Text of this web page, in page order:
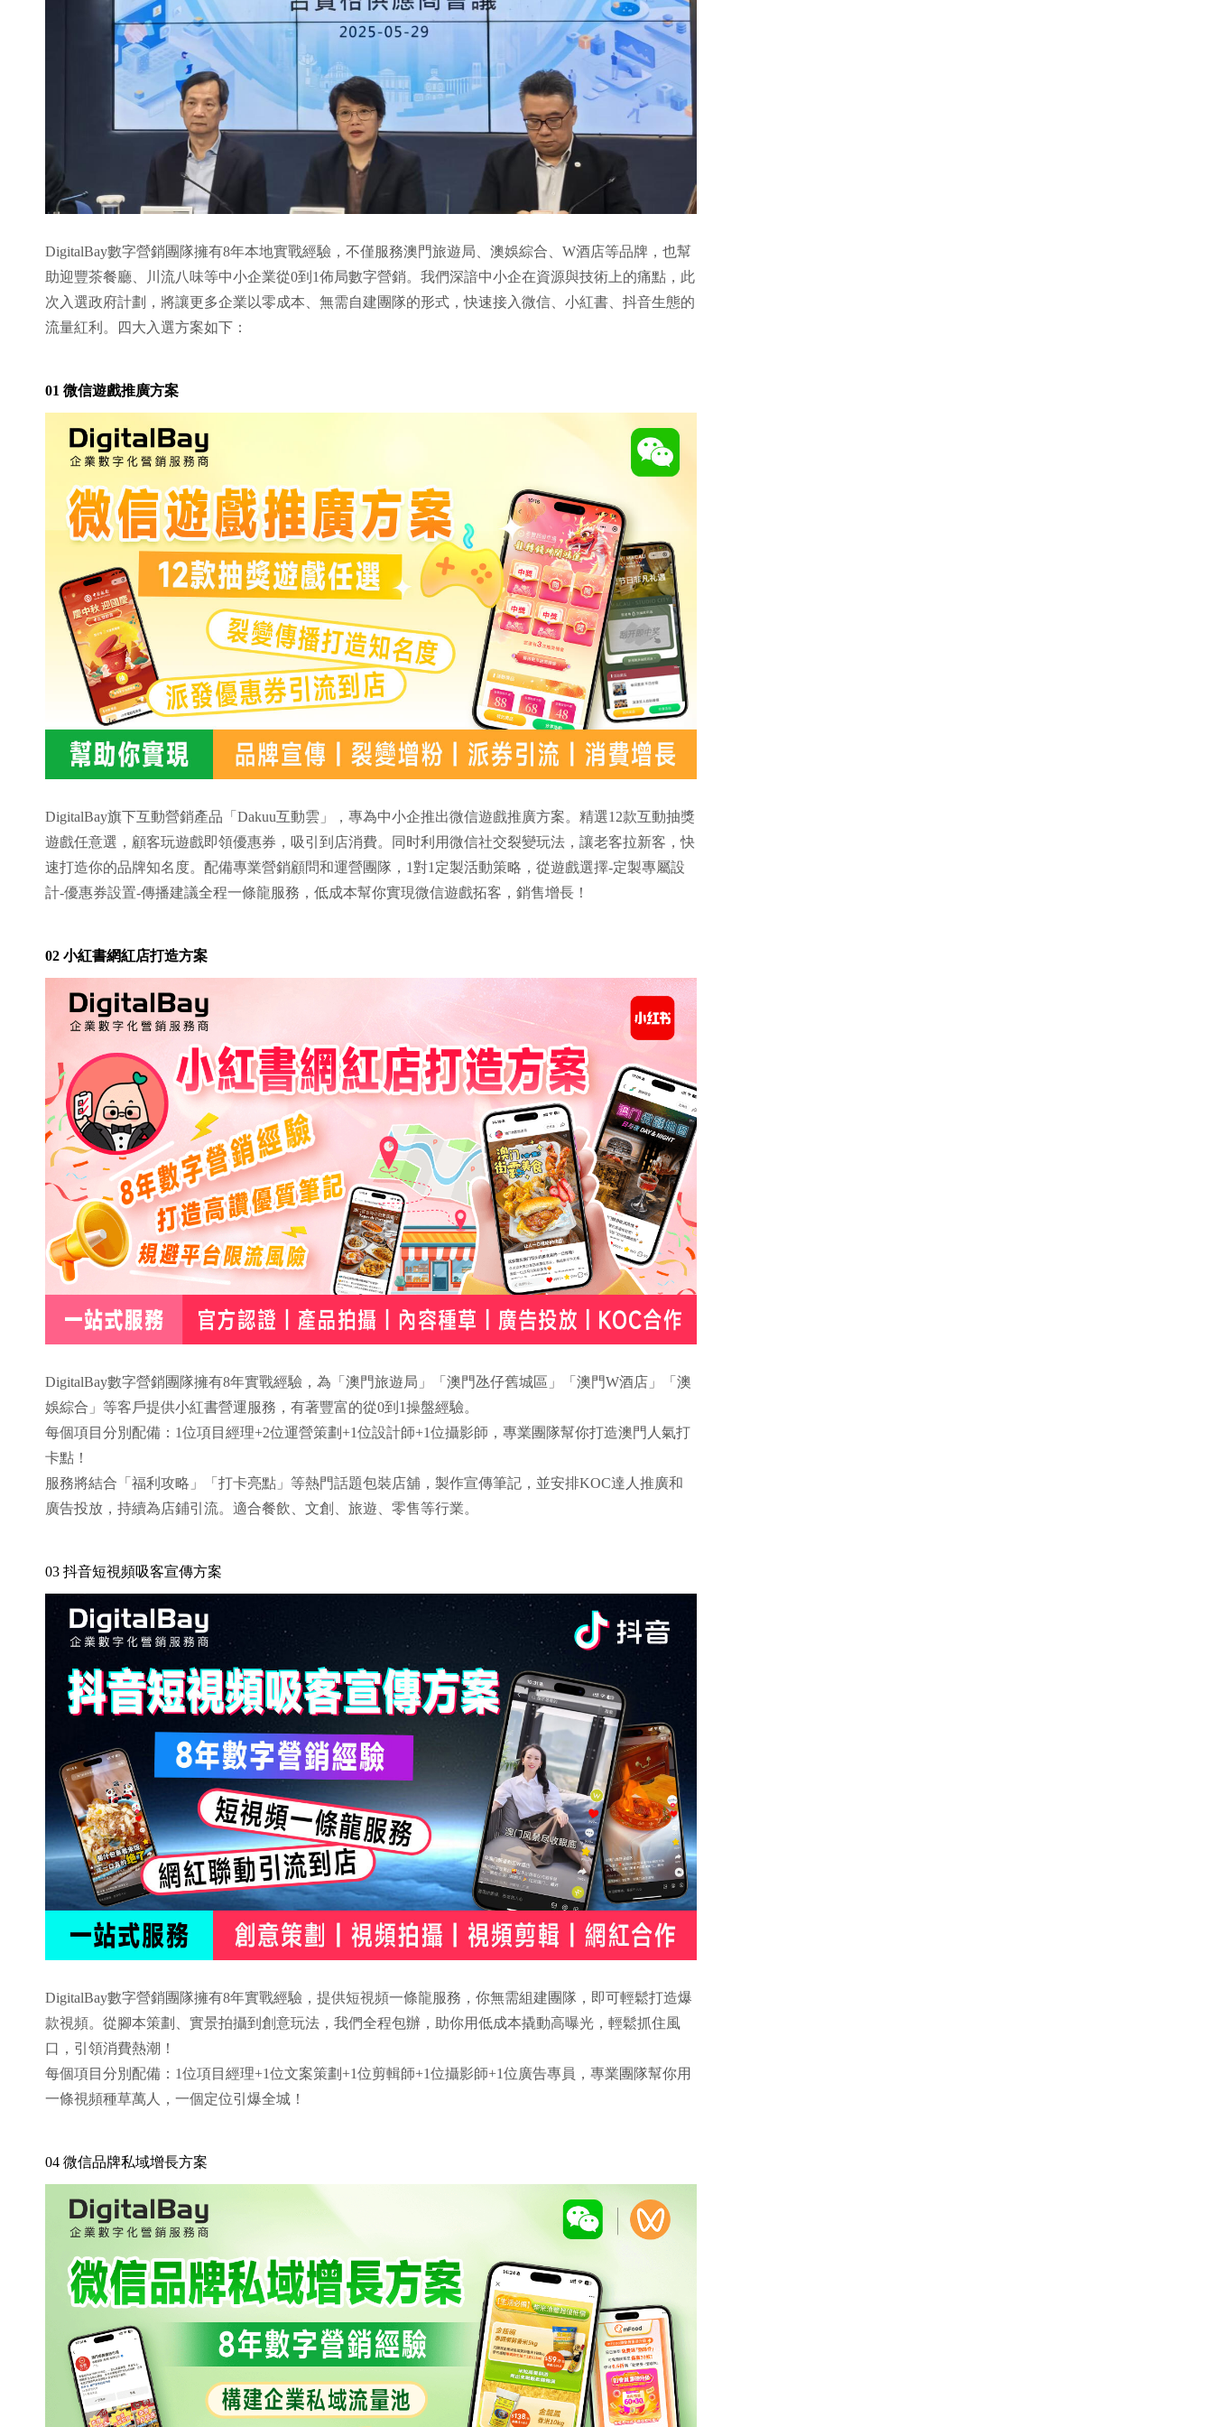
DigitalBay數字營銷團隊擁有8年本地實戰經驗，不僅服務澳門旅遊局、澳娛綜合、W酒店等品牌，也幫
助迎豐茶餐廳、川流八味等中小企業從0到1佈局數字營銷。我們深諳中小企在資源與技術上的痛點，此
次入選政府計劃，將讓更多企業以零成本、無需自建團隊的形式，快速接入微信、小紅書、抖音生態的
流量紅利。四大入選方案如下：
01 微信遊戲推廣方案
DigitalBay旗下互動營銷產品「Dakuu互動雲」，專為中小企推出微信遊戲推廣方案。精選12款互動抽獎
遊戲任意選，顧客玩遊戲即領優惠券，吸引到店消費。同时利用微信社交裂變玩法，讓老客拉新客，快
速打造你的品牌知名度。配備專業營銷顧問和運營團隊，1對1定製活動策略，從遊戲選擇-定製專屬設
計-優惠券設置-傳播建議全程一條龍服務，低成本幫你實現微信遊戲拓客，銷售增長！
02 小紅書網紅店打造方案
DigitalBay數字營銷團隊擁有8年實戰經驗，為「澳門旅遊局」「澳門氹仔舊城區」「澳門W酒店」「澳
娛綜合」等客戶提供小紅書營運服務，有著豐富的從0到1操盤經驗。
每個項目分別配備：1位項目經理+2位運營策劃+1位設計師+1位攝影師，專業團隊幫你打造澳門人氣打
卡點！
服務將結合「福利攻略」「打卡亮點」等熱門話題包裝店舖，製作宣傳筆記，並安排KOC達人推廣和
廣告投放，持續為店鋪引流。適合餐飲、文創、旅遊、零售等行業。
03 抖音短視頻吸客宣傳方案
DigitalBay數字營銷團隊擁有8年實戰經驗，提供短視頻一條龍服務，你無需組建團隊，即可輕鬆打造爆
款視頻。從腳本策劃、實景拍攝到創意玩法，我們全程包辦，助你用低成本撬動高曝光，輕鬆抓住風
口，引領消費熱潮！
每個項目分別配備：1位項目經理+1位文案策劃+1位剪輯師+1位攝影師+1位廣告專員，專業團隊幫你用
一條視頻種草萬人，一個定位引爆全城！
04 微信品牌私域增長方案